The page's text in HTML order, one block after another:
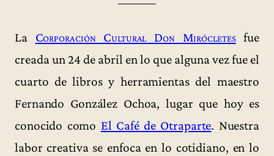
La Corporación Cultural Don Mirócletesfue
creada un 24 de abril en lo que alguna vez fue el
cuarto de libros y herramientas del maestro
Fernando González Ochoa, lugar que hoy es
conocido como El Café de Otraparte. Nuestra
labor creativa se enfoca en lo cotidiano, en lo